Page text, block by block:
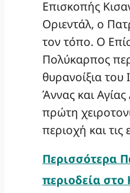
Επισκοπής
Οριεντάλ, ο
τον τόπο. Ο
Πολύκαρπος
θυρανοίξια
Άννας και Αγίας
πρώτη
περιοχή και τις
Περισσότερα
περιοδεία στο